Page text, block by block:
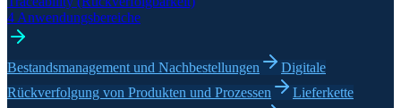
4 Anwendungsbereiche
Bestandsmanagement und Nachbestellungen
Digitale
Rückverfolgung von Produkten und Prozessen
Lieferkette